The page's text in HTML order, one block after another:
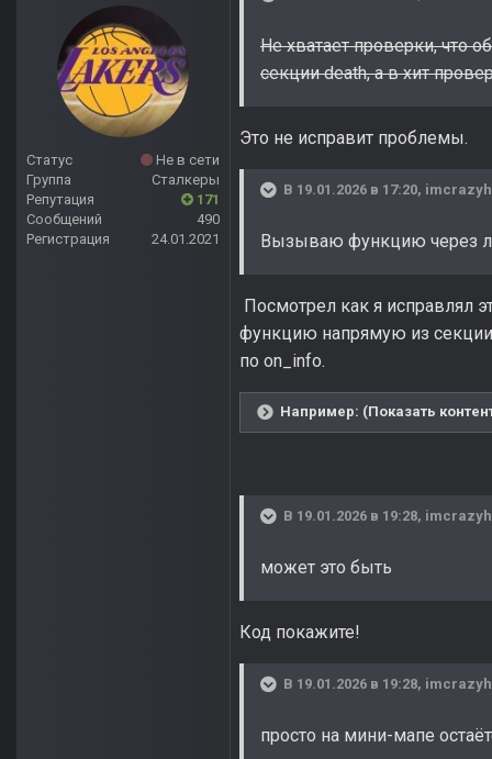
Статус
Не в сети
Группа
Сталкеры
Репутация
171
Сообщений
490
Регистрация
24.01.2021
Не хватает проверки, что
секции death, а в хит
Это не исправит проблемы.
В 19.01.2026 в 17:20,
Вызываю функцию через
Посмотрел как я исправлял
функцию напрямую из
по on_info.
Например: (Показать
В 19.01.2026 в 19:28,
может это быть
Код покажите!
В 19.01.2026 в 19:28,
просто на мини-мапе